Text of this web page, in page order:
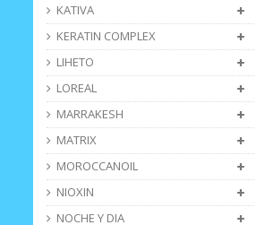
KATIVA
KERATIN COMPLEX
LIHETO
LOREAL
MARRAKESH
MATRIX
MOROCCANOIL
NIOXIN
NOCHE Y DIA